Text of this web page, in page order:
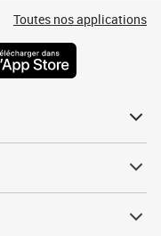
Toutes nos applications